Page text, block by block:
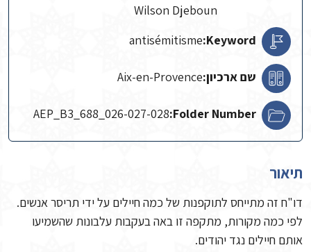
Wilson Djeboun
Keyword:
antisémitisme
שם ארכיון:Aix-en-Provence
Folder Number:
AEP_B3_688_026-027-028
תיאור
דו"ח זה מתייחס לתוקפנות של כמה חיילים על ידי תריסר אנשים.
לפי כמה מקורות, מתקפה זו באה בעקבות עלבונות שהשמיעו
אותם חיילים נגד יהודים.